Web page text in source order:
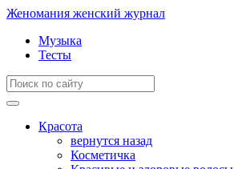
Женомания женский журнал
Музыка
Тесты
Красота
вернутся назад
Косметичка